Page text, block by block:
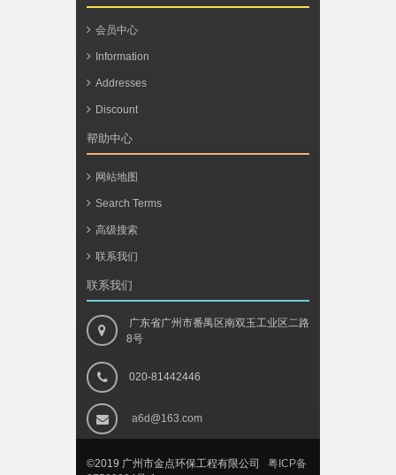
会员中心
Information
Addresses
Discount
帮助中心
网站地图
Search Terms
高级搜索
联系我们
联系我们
广东省广州市番禺区南双玉工业区二路
8号
020-81442446
a6d@163.com
©2019 广州市金点环保工程有限公司 粤ICP备